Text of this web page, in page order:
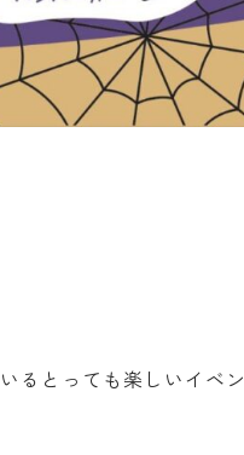
るとっても楽しいイベン